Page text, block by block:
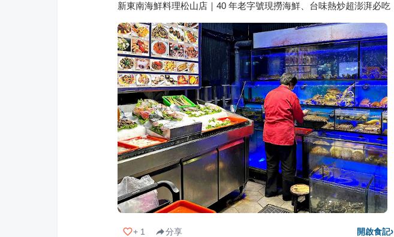
新東南海鮮料理松山店｜40 年老字號現撈海鮮、台味熱炒超澎湃必吃
+ 1 分享 開啟食記›